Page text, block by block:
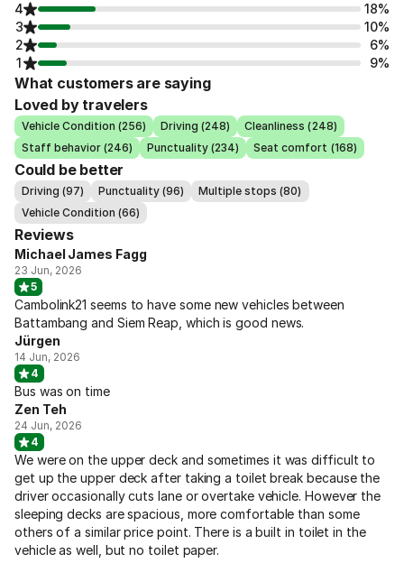
4
18%
3
10%
2
6%
1
9%
What customers are saying
Loved by travelers
Vehicle Condition (256) Driving (248)
Cleanliness (248)
Staff behavior (246)
Punctuality (234) Seat comfort (168)
Could be better
Driving (97) Punctuality (96)
Multiple stops (80)
Vehicle Condition (66)
Reviews
Michael James Fagg
23 Jun, 2026
5
Cambolink21 seems to have some new vehicles between
Battambang and Siem Reap, which is good news.
Jürgen
14 Jun, 2026
4
Bus was on time
Zen Teh
24 Jun, 2026
4
We were on the upper deck and sometimes it was difficult to
get up the upper deck after taking a toilet break because the
driver occasionally cuts lane or overtake vehicle. However the
sleeping decks are spacious, more comfortable than some
others of a similar price point. There is a built in toilet in the
vehicle as well, but no toilet paper.